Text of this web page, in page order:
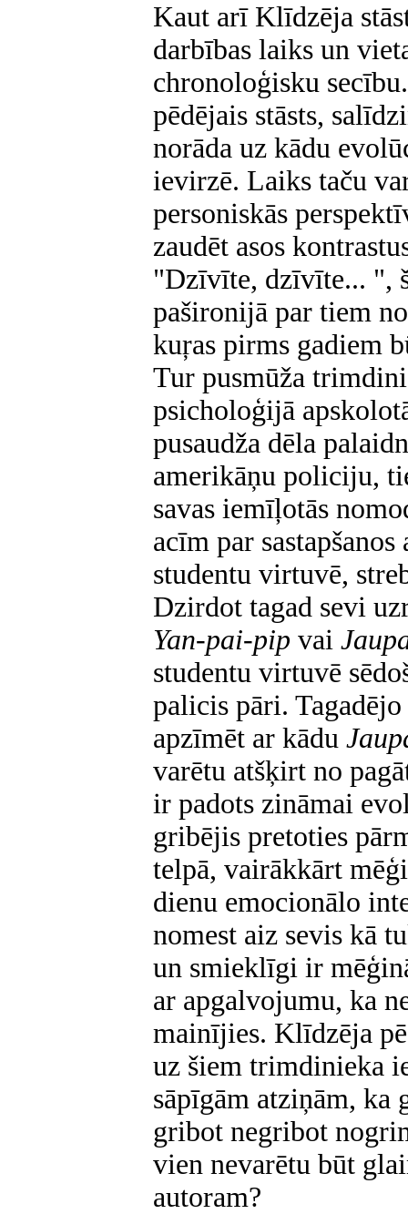
Kaut arī Klīdzēja
darbības laiks un
chronoloģisku
pēdējais stāsts,
norāda uz kādu
ievirzē. Laiks taču
personiskās
zaudēt asos
"Dzīvīte, dzīvīte... ",
pašironijā par tiem
kuŗas pirms gadiem
Tur pusmūža
psicholoģijā
pusaudža dēla
amerikāņu policiju,
savas iemīļotās
acīm par
studentu virtuvē,
Dzirdot tagad sevi
Yan-pai-pip vai
studentu virtuvē
palicis pāri.
apzīmēt ar kādu
varētu atšķirt no
ir padots zināmai
gribējis pretoties
telpā, vairākkārt
dienu emocionālo
nomest aiz sevis kā
un smieklīgi ir
ar apgalvojumu, ka
mainījies. Klīdzēja
uz šiem trimdinieka
sāpīgām atziņām, ka
gribot negribot
vien nevarētu būt
autoram?